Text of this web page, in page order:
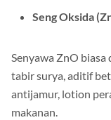
Seng Oksida
Senyawa ZnO
tabir surya, aditif
antijamur, lotion
makanan.